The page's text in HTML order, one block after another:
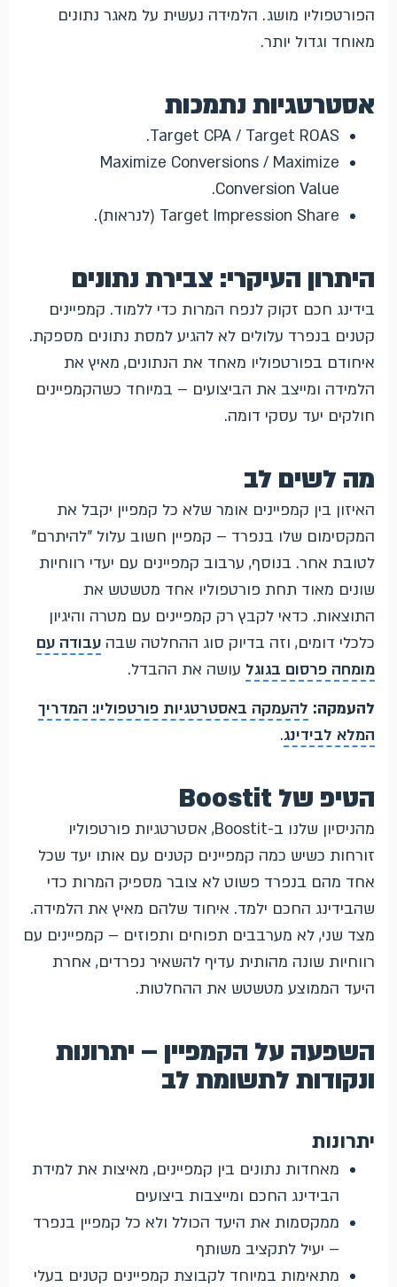
הפורטפוליו מושג. הלמידה נעשית על מאגר נתונים
מאוחד וגדול יותר.
אסטרטגיות נתמכות
Target CPA / Target ROAS.
Maximize Conversions / Maximize
Conversion Value.
Target Impression Share (לנראות).
היתרון העיקרי: צבירת נתונים
בידינג חכם זקוק לנפח המרות כדי ללמוד. קמפיינים
קטנים בנפרד עלולים לא להגיע למסת נתונים מספקת.
איחודם בפורטפוליו מאחד את הנתונים, מאיץ את
הלמידה ומייצב את הביצועים – במיוחד כשהקמפיינים
חולקים יעד עסקי דומה.
מה לשים לב
האיזון בין קמפיינים אומר שלא כל קמפיין יקבל את
המקסימום שלו בנפרד – קמפיין חשוב עלול "להיתרם"
לטובת אחר. בנוסף, ערבוב קמפיינים עם יעדי רווחיות
שונים מאוד תחת פורטפוליו אחד מטשטש את
התוצאות. כדאי לקבץ רק קמפיינים עם מטרה והיגיון
כלכלי דומים, וזה בדיוק סוג ההחלטה שבה עבודה עם
מומחה פרסום בגוגל עושה את ההבדל.
להעמקה: להעמקה באסטרטגיות פורטפוליו: המדריך
המלא לבידינג.
הטיפ של Boostit
מהניסיון שלנו ב-Boostit, אסטרטגיות פורטפוליו
זורחות כשיש כמה קמפיינים קטנים עם אותו יעד שכל
אחד מהם בנפרד פשוט לא צובר מספיק המרות כדי
שהבידינג החכם ילמד. איחוד שלהם מאיץ את הלמידה.
מצד שני, לא מערבבים תפוחים ותפוזים – קמפיינים עם
רווחיות שונה מהותית עדיף להשאיר נפרדים, אחרת
היעד הממוצע מטשטש את ההחלטות.
השפעה על הקמפיין – יתרונות
ונקודות לתשומת לב
יתרונות
מאחדות נתונים בין קמפיינים, מאיצות את למידת
הבידינג החכם ומייצבות ביצועים
ממקסמות את היעד הכולל ולא כל קמפיין בנפרד
– יעיל לתקציב משותף
מתאימות במיוחד לקבוצת קמפיינים קטנים בעלי